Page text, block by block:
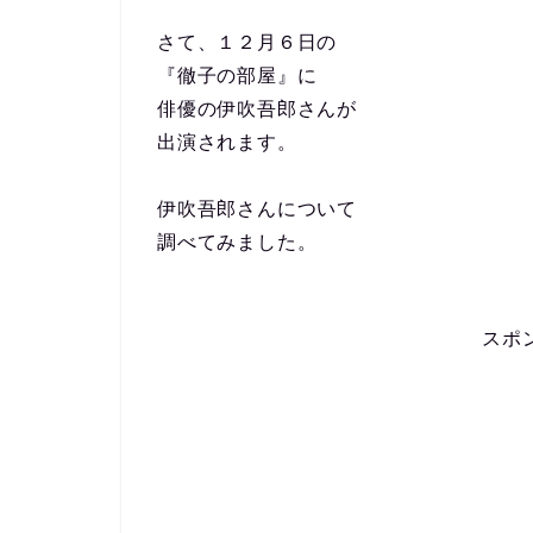
さて、１２月６日の
『徹子の部屋』に
俳優の伊吹吾郎さんが
出演されます。
伊吹吾郎さんについて
調べてみました。
スポ